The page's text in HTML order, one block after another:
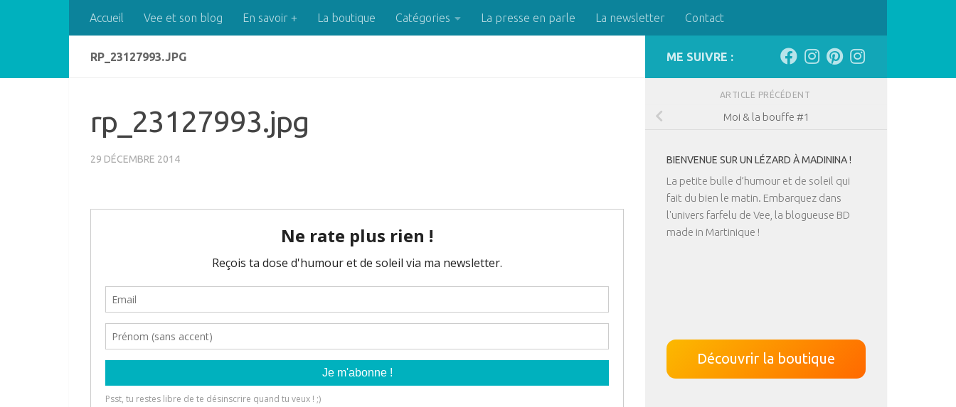
Skip to contentAccueil Vee et son blog En savoir + La boutique Catégories La presse en parle La newsletter Contact
RP_23127993.JPG
rp_23127993.jpg
29 DÉCEMBRE 2014
ME SUIVRE :
ARTICLE PRÉCÉDENT
Moi & la bouffe #1
BIENVENUE SUR UN LÉZARD À MADININA !
La petite bulle d’humour et de soleil qui
fait du bien le matin. Embarquez dans
l'univers farfelu de Vee, la blogueuse BD
made in Martinique !
Découvrir la boutique